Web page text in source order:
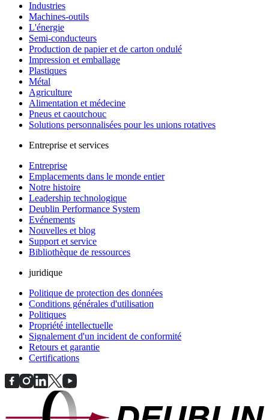
Industries
Machines-outils
L'énergie
Semi-conducteurs
Production de papier et de carton ondulé
Impression et emballage
Plastiques
Métal
Agriculture
Alimentation et médecine
Pneus et caoutchouc
Solutions personnalisées pour les unions rotatives
Entreprise et services
Entreprise
Emplacements dans le monde entier
Notre histoire
Leadership technologique
Deublin Performance System
Evénements
Nouvelles et blog
Support et service
Bibliothèque de ressources
juridique
Politique de protection des données
Conditions générales d'utilisation
Politiques
Propriété intellectuelle
Signalement d'un incident de conformité
Retours et garantie
Certifications